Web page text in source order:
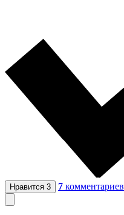
Нравится 3 7 комментариев